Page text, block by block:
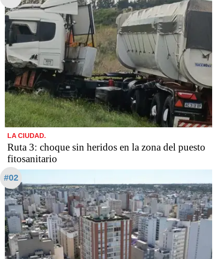
LA CIUDAD.
Ruta 3: choque sin heridos en la zona del puesto
fitosanitario
#02